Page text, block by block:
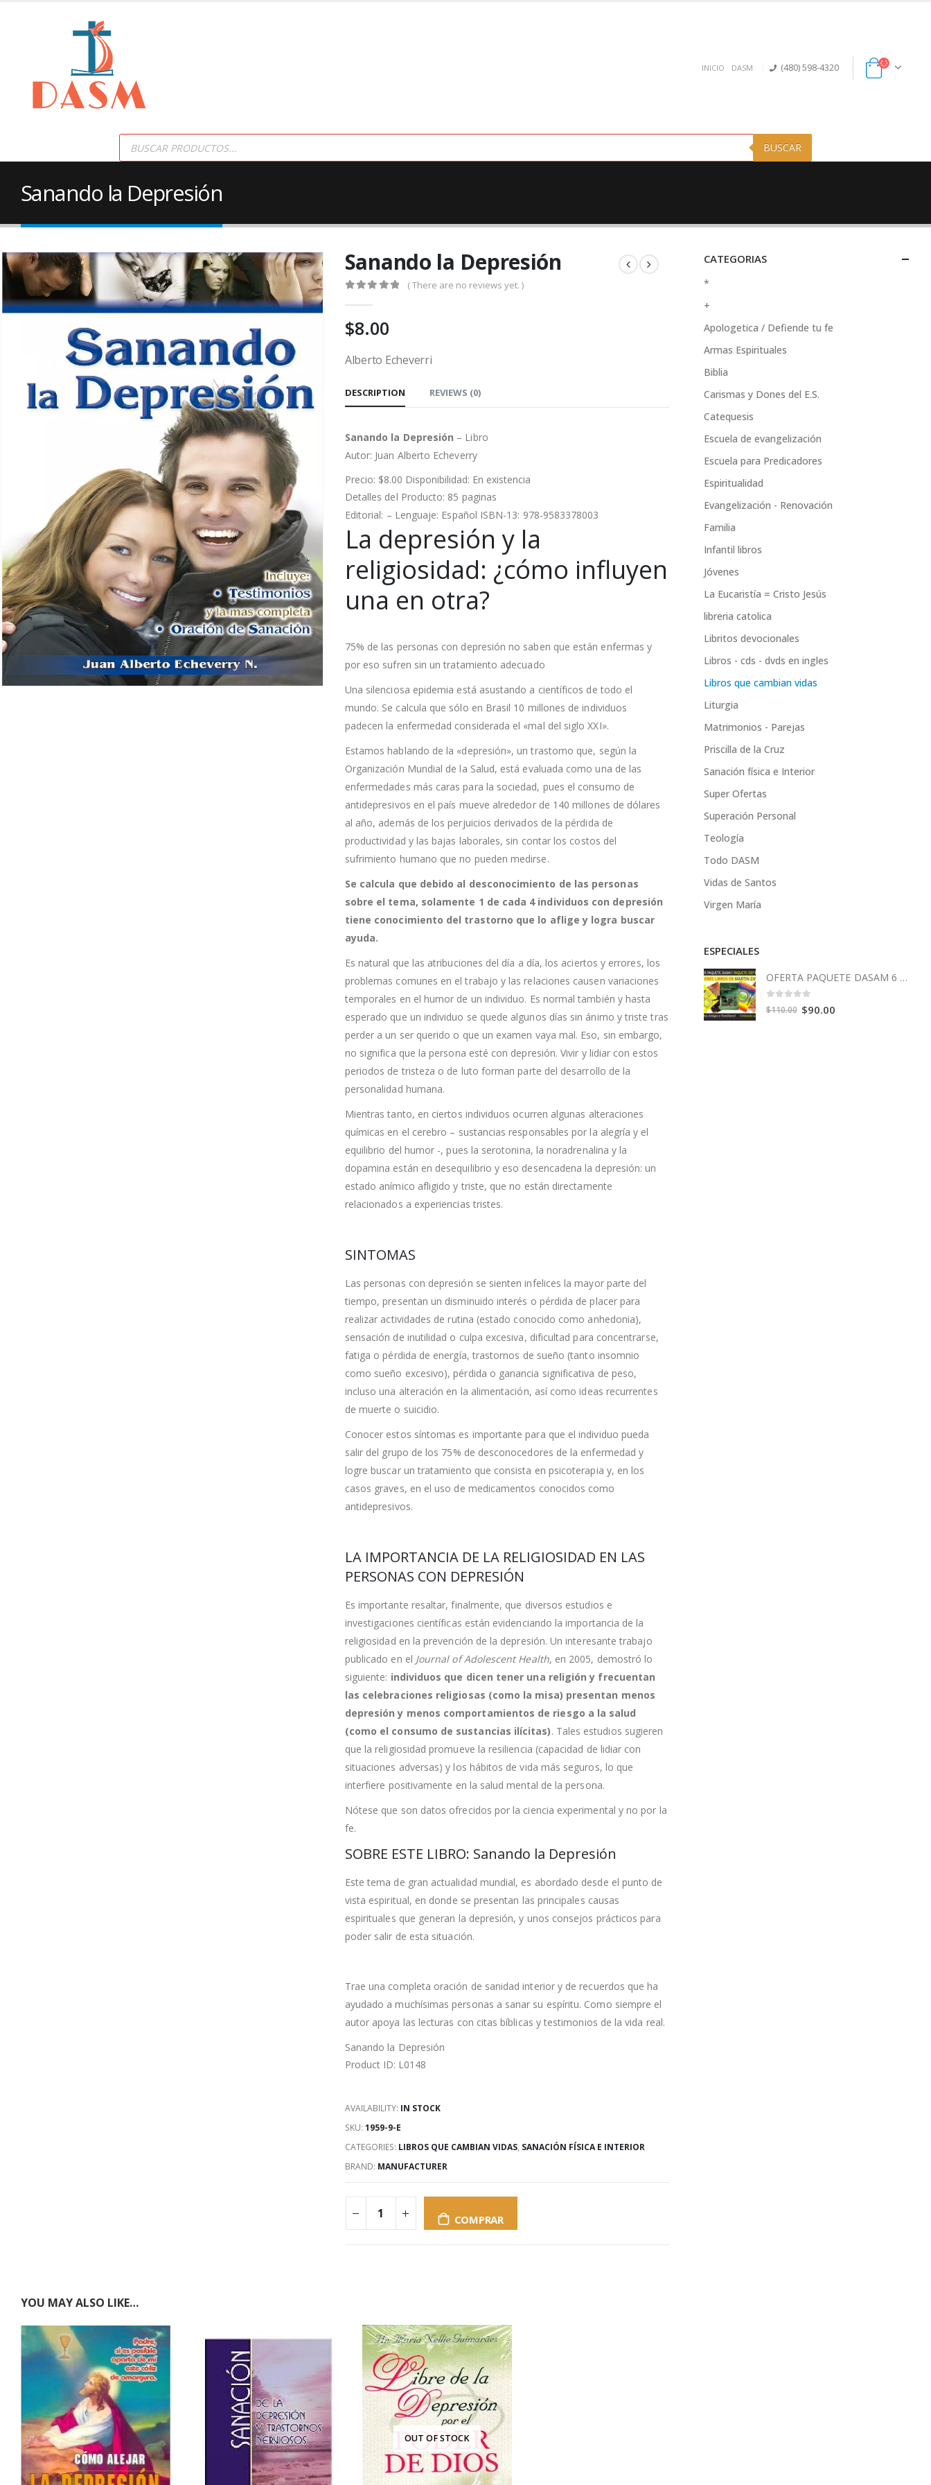
INICIO DASM (480) 598-4320
Products
search BUSCAR
Sanando la Depresión
Sanando la Depresión
( There are no reviews yet. )
$8.00
Alberto Echeverri
DESCRIPTION REVIEWS (0)
Sanando la Depresión – Libro
Autor: Juan Alberto Echeverry
Precio: $8.00 Disponibilidad: En existencia
Detalles del Producto: 85 paginas
Editorial: – Lenguaje: Español ISBN-13: 978-9583378003
La depresión y la
religiosidad: ¿cómo influyen
una en otra?
75% de las personas con depresión no saben que están enfermas y
por eso sufren sin un tratamiento adecuado
Una silenciosa epidemia está asustando a científicos de todo el
mundo. Se calcula que sólo en Brasil 10 millones de individuos
padecen la enfermedad considerada el «mal del siglo XXI».
Estamos hablando de la «depresión», un trastorno que, según la
Organización Mundial de la Salud, está evaluada como una de las
enfermedades más caras para la sociedad, pues el consumo de
antidepresivos en el país mueve alrededor de 140 millones de dólares
al año, además de los perjuicios derivados de la pérdida de
productividad y las bajas laborales, sin contar los costos del
sufrimiento humano que no pueden medirse.
Se calcula que debido al desconocimiento de las personas
sobre el tema, solamente 1 de cada 4 individuos con depresión
tiene conocimiento del trastorno que lo aflige y logra buscar
ayuda.
Es natural que las atribuciones del día a día, los aciertos y errores, los
problemas comunes en el trabajo y las relaciones causen variaciones
temporales en el humor de un individuo. Es normal también y hasta
esperado que un individuo se quede algunos días sin ánimo y triste tras
perder a un ser querido o que un examen vaya mal. Eso, sin embargo,
no significa que la persona esté con depresión. Vivir y lidiar con estos
periodos de tristeza o de luto forman parte del desarrollo de la
personalidad humana.
Mientras tanto, en ciertos individuos ocurren algunas alteraciones
químicas en el cerebro – sustancias responsables por la alegría y el
equilibrio del humor -, pues la serotonina, la noradrenalina y la
dopamina están en desequilibrio y eso desencadena la depresión: un
estado anímico afligido y triste, que no están directamente
relacionados a experiencias tristes.
SINTOMAS
Las personas con depresión se sienten infelices la mayor parte del
tiempo, presentan un disminuido interés o pérdida de placer para
realizar actividades de rutina (estado conocido como anhedonia),
sensación de inutilidad o culpa excesiva, dificultad para concentrarse,
fatiga o pérdida de energía, trastornos de sueño (tanto insomnio
como sueño excesivo), pérdida o ganancia significativa de peso,
incluso una alteración en la alimentación, así como ideas recurrentes
de muerte o suicidio.
Conocer estos síntomas es importante para que el individuo pueda
salir del grupo de los 75% de desconocedores de la enfermedad y
logre buscar un tratamiento que consista en psicoterapia y, en los
casos graves, en el uso de medicamentos conocidos como
antidepresivos.
LA IMPORTANCIA DE LA RELIGIOSIDAD EN LAS
PERSONAS CON DEPRESIÓN
Es importante resaltar, finalmente, que diversos estudios e
investigaciones científicas están evidenciando la importancia de la
religiosidad en la prevención de la depresión. Un interesante trabajo
publicado en el Journal of Adolescent Health, en 2005, demostró lo
siguiente: individuos que dicen tener una religión y frecuentan
las celebraciones religiosas (como la misa) presentan menos
depresión y menos comportamientos de riesgo a la salud
(como el consumo de sustancias ilícitas). Tales estudios sugieren
que la religiosidad promueve la resiliencia (capacidad de lidiar con
situaciones adversas) y los hábitos de vida más seguros, lo que
interfiere positivamente en la salud mental de la persona.
Nótese que son datos ofrecidos por la ciencia experimental y no por la
fe.
SOBRE ESTE LIBRO: Sanando la Depresión
Este tema de gran actualidad mundial, es abordado desde el punto de
vista espiritual, en donde se presentan las principales causas
espirituales que generan la depresión, y unos consejos prácticos para
poder salir de esta situación.
Trae una completa oración de sanidad interior y de recuerdos que ha
ayudado a muchísimas personas a sanar su espíritu. Como siempre el
autor apoya las lecturas con citas bíblicas y testimonios de la vida real.
Sanando la Depresión
Product ID: L0148
AVAILABILITY: IN STOCK
SKU: 1959-9-E
CATEGORIES: LIBROS QUE CAMBIAN VIDAS, SANACIÓN FÍSICA E INTERIOR
BRAND: MANUFACTURER
COMPRAR
YOU MAY ALSO LIKE…
OUT OF STOCK
CATEGORIAS
*
+
Apologetica / Defiende tu fe
Armas Espirituales
Biblia
Carismas y Dones del E.S.
Catequesis
Escuela de evangelización
Escuela para Predicadores
Espiritualidad
Evangelización - Renovación
Familia
Infantil libros
Jóvenes
La Eucaristía = Cristo Jesús
libreria catolica
Libritos devocionales
Libros - cds - dvds en ingles
Libros que cambian vidas
Liturgia
Matrimonios - Parejas
Priscilla de la Cruz
Sanación física e Interior
Super Ofertas
Superación Personal
Teología
Todo DASM
Vidas de Santos
Virgen María
ESPECIALES
OFERTA PAQUETE DASAM 6 Libros
0 out of 5
$110.00 Original
$90.00Current